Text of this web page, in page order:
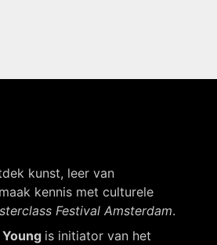
kunst, leer van
kennis met culturele
Festival Amsterdam.
is initiator van het